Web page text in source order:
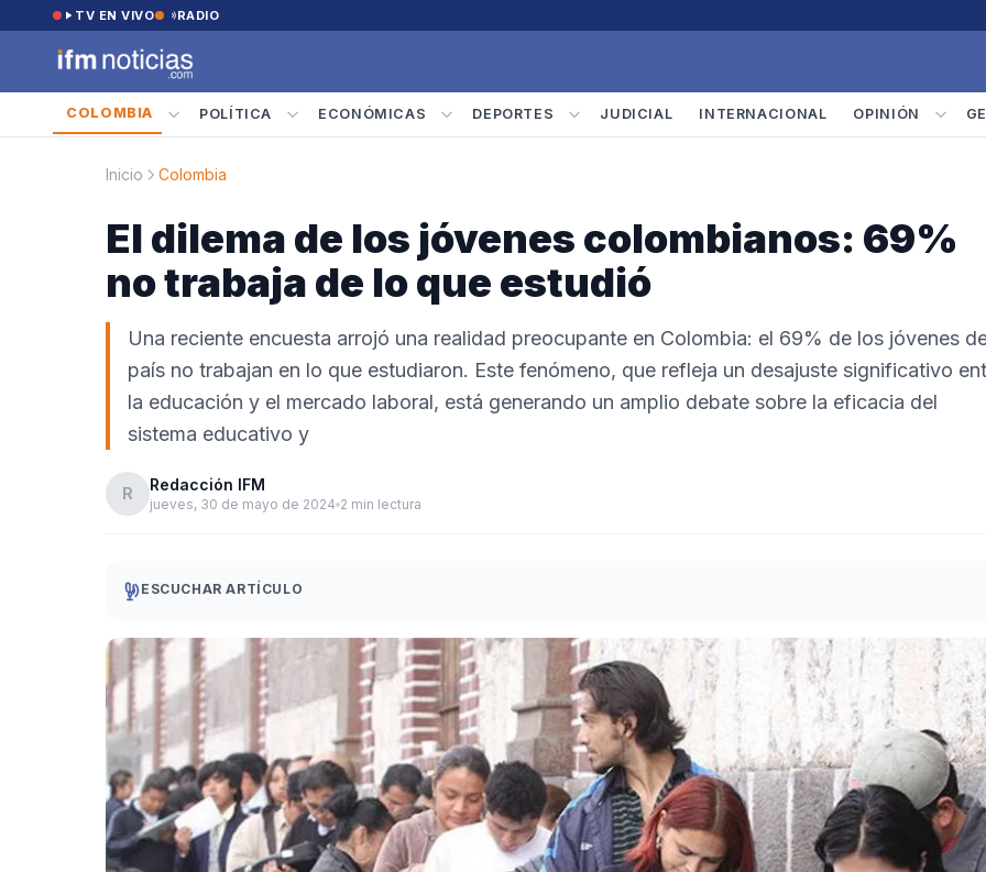
Saltar al contenido
TV EN VIVO RADIO
COLOMBIA POLÍTICA ECONÓMICAS DEPORTES JUDICIAL INTERNACIONAL OPINIÓN
Inicio Colombia
El dilema de los jóvenes colombianos: 69%
no trabaja de lo que estudió
Una reciente encuesta arrojó una realidad preocupante en Colombia: el 69% de los jóvenes
país no trabajan en lo que estudiaron. Este fenómeno, que refleja un desajuste significativo
la educación y el mercado laboral, está generando un amplio debate sobre la eficacia del
sistema educativo y
R Redacción IFM
jueves, 30 de mayo de 2024 2 min lectura
ESCUCHAR ARTÍCULO